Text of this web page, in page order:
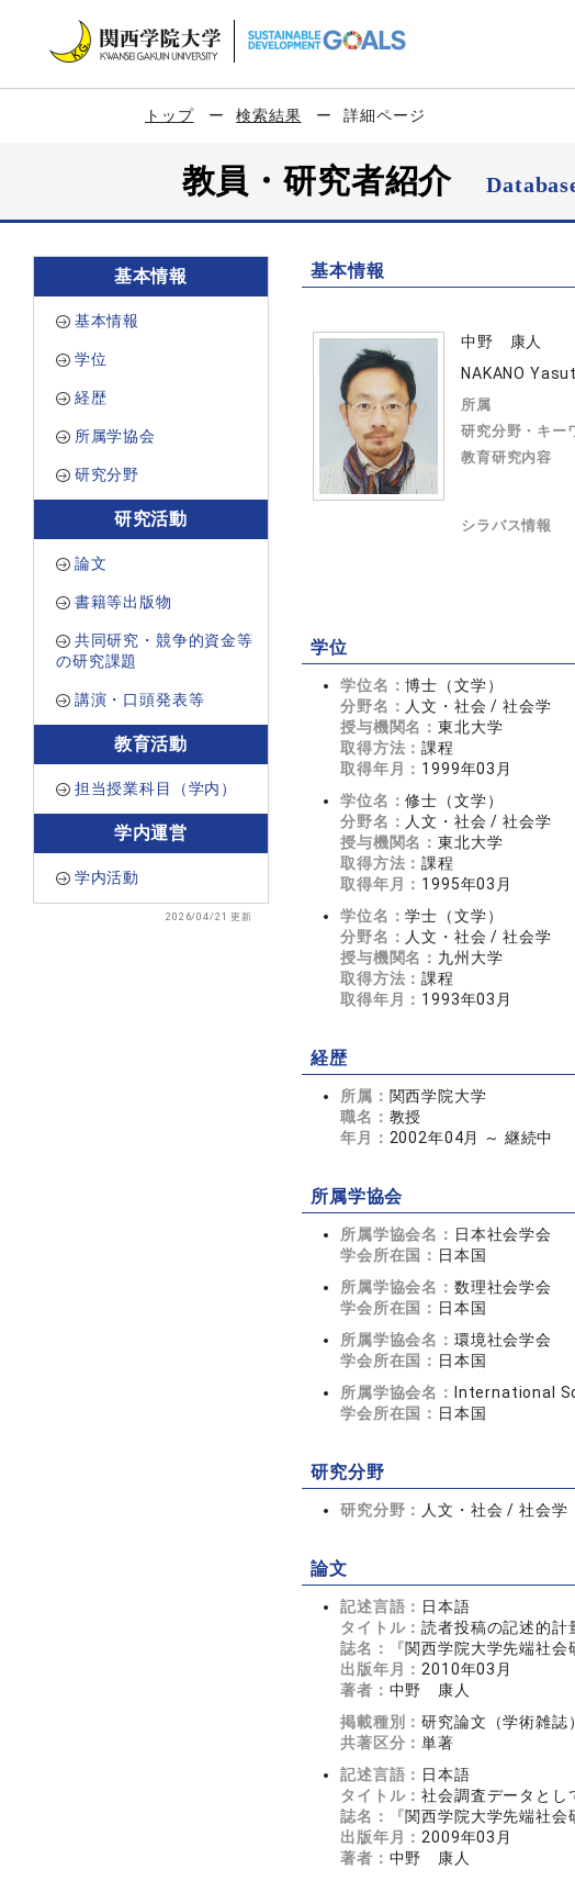
トップ 検索結果 詳細ページ
教員・研究者紹介
基本情報
基本情報
学位
経歴
所属学協会
研究分野
研究活動
論文
書籍等出版物
共同研究・競争的資金等
の研究課題
講演・口頭発表等
教育活動
担当授業科目（学内）
学内運営
学内活動
2026/04/21 更新
基本情報
中野 康人
NAKANO
所属
研究分野・キー
教育研究内容
シラバス情報
学位
学位名：博士（文学）
分野名： 人文・社会 / 社会学
授与機関名：東北大学
取得方法：課程
取得年月： 1999年03月
学位名：修士（文学）
分野名： 人文・社会 / 社会学
授与機関名：東北大学
取得方法：課程
取得年月： 1995年03月
学位名：学士（文学）
分野名： 人文・社会 / 社会学
授与機関名： 九州大学
取得方法：課程
取得年月： 1993年03月
経歴
所属： 関西学院大学
職名： 教授
年月： 2002年04月 ～ 継続中
所属学協会
所属学協会名： 日本社会学会
学会所在国： 日本国
所属学協会名： 数理社会学会
学会所在国： 日本国
所属学協会名： 環境社会学会
学会所在国： 日本国
所属学協会名：
International
学会所在国： 日本国
研究分野
研究分野： 人文・社会 / 社会学
論文
記述言語： 日本語
タイトル：読者投稿の記述的計
誌名：
『関西学院大学先端社
出版年月： 2010年03月
著者： 中野 康人
掲載種別：研究論文（学術雑誌）
共著区分：単著
記述言語： 日本語
タイトル：社会調査データとし
誌名：
『関西学院大学先端社
出版年月： 2009年03月
著者： 中野 康人